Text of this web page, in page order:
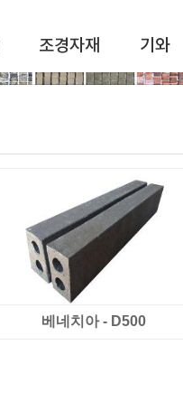
조경자재 기와
베네치아 - D500